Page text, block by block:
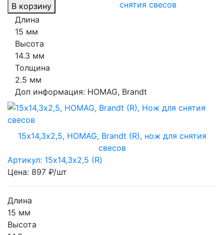
В корзину
Длина
15 мм
Высота
14.3 мм
Толщина
2.5 мм
Доп информация: HOMAG, Brandt
15х14,3х2,5, HOMAG, Brandt (R), нож для снятия
свесов
Артикул: 15х14,3х2,5 (R)
Цена: 897 ₽/шт
Длина
15 мм
Высота